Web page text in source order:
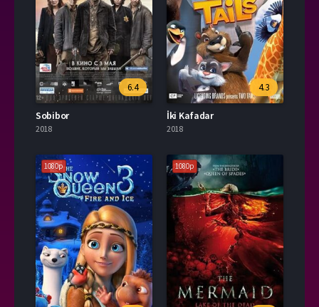
6.4
Sobibor
2018
4.3
İki Kafadar
2018
1080p 1080p